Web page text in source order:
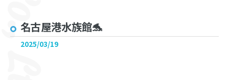
名古屋港水族館🐬
2025/03/19